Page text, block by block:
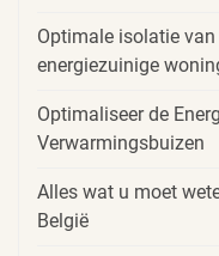
Optimale isolatie
energiezuinige
Optimaliseer de
Verwarmingsbuizen
Alles wat u moet
België